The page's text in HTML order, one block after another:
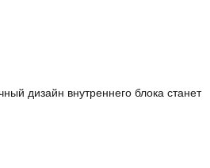
дизайн внутреннего блока станет